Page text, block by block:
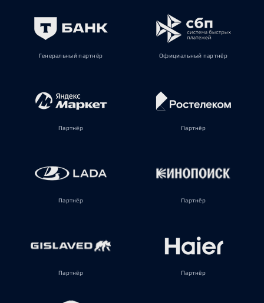
Генеральный партнёр Официальный партнёр
Партнёр Партнёр
Партнёр Партнёр
Партнёр Партнёр